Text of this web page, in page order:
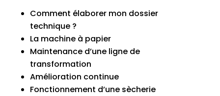
Comment élaborer mon dossier
technique ?
La machine à papier
Maintenance d’une ligne de
transformation
Amélioration continue
Fonctionnement d’une sècherie